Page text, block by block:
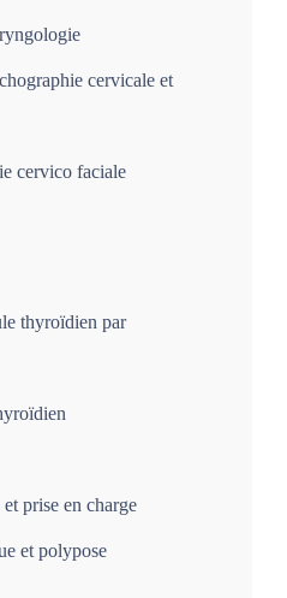
cervicale et
cervico faciale
thyroïdien par
prise en charge
et polypose